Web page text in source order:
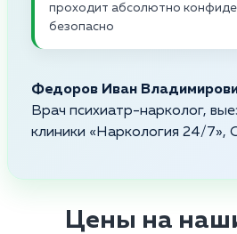
проходит абсолютно
безопасно
Федоров Иван
Врач психиатр-нарколог,
клиники «Наркология 24/7»,
Цены на